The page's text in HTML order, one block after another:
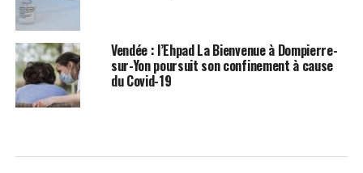
Vendée : l’Ehpad La Bienvenue à Dompierre-
sur-Yon poursuit son confinement à cause
du Covid-19